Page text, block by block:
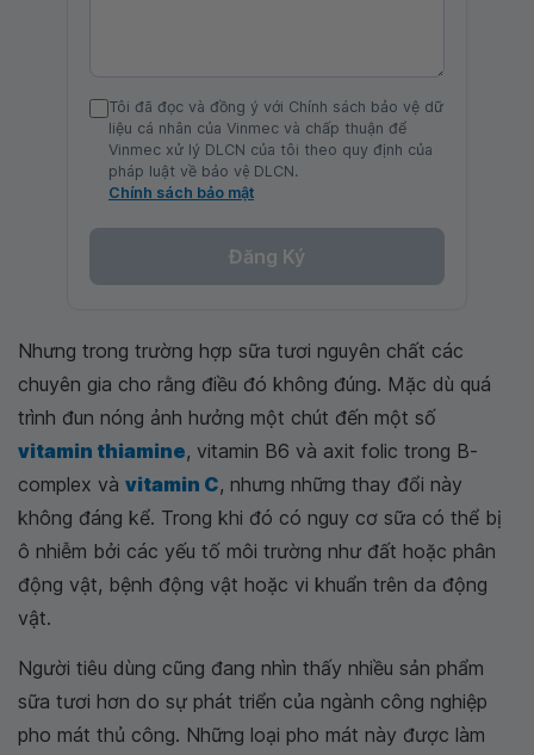
Tôi đã đọc và đồng ý với Chính sách bảo vệ dữ
liệu cá nhân của Vinmec và chấp thuận để
Vinmec xử lý DLCN của tôi theo quy định của
pháp luật về bảo vệ DLCN.
Chính sách bảo mật
Đăng Ký
Nhưng trong trường hợp sữa tươi nguyên chất các
chuyên gia cho rằng điều đó không đúng. Mặc dù quá
trình đun nóng ảnh hưởng một chút đến một số
vitamin thiamine, vitamin B6 và axit folic trong B-
complex và vitamin C, nhưng những thay đổi này
không đáng kể. Trong khi đó có nguy cơ sữa có thể bị
ô nhiễm bởi các yếu tố môi trường như đất hoặc phân
động vật, bệnh động vật hoặc vi khuẩn trên da động
vật.
Người tiêu dùng cũng đang nhìn thấy nhiều sản phẩm
sữa tươi hơn do sự phát triển của ngành công nghiệp
pho mát thủ công. Những loại pho mát này được làm